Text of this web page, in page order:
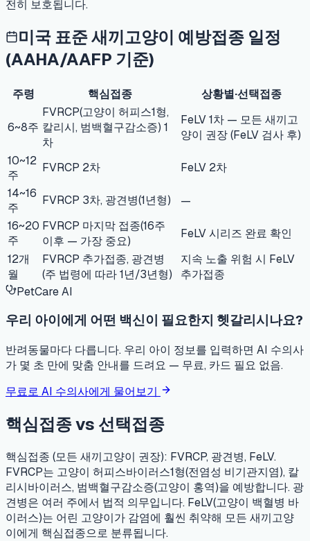
전히 보호됩니다.
미국 표준 새끼고양이 예방접종 일정
(AAHA/AAFP 기준)
주령 핵심접종 상황별·선택접종
6~8주
FVRCP(고양이 허피스1형,
칼리시, 범백혈구감소증) 1
차
FeLV 1차 — 모든 새끼고
양이 권장 (FeLV 검사 후)
10~12
주
FVRCP 2차
FeLV 2차
14~16
주
FVRCP 3차, 광견병(1년형)
—
16~20
주
FVRCP 마지막 접종(16주
이후 — 가장 중요)
FeLV 시리즈 완료 확인
12개
월
FVRCP 추가접종, 광견병
(주 법령에 따라 1년/3년형)
지속 노출 위험 시 FeLV
추가접종
PetCare AI
우리 아이에게 어떤 백신이 필요한지 헷갈리시나요?
반려동물마다 다릅니다. 우리 아이 정보를 입력하면 AI 수의사
가 몇 초 만에 맞춤 안내를 드려요 — 무료, 카드 필요 없음.
무료로 AI 수의사에게 물어보기
핵심접종 vs 선택접종
핵심접종 (모든 새끼고양이 권장): FVRCP, 광견병, FeLV.
FVRCP는 고양이 허피스바이러스1형(전염성 비기관지염), 칼
리시바이러스, 범백혈구감소증(고양이 홍역)을 예방합니다. 광
견병은 여러 주에서 법적 의무입니다. FeLV(고양이 백혈병 바
이러스)는 어린 고양이가 감염에 훨씬 취약해 모든 새끼고양
이에게 핵심접종으로 분류됩니다.